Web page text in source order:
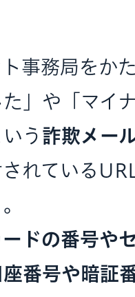
事務局をか
」や「マイ
う 詐欺メー
されている
ドの番号や
番号や暗証